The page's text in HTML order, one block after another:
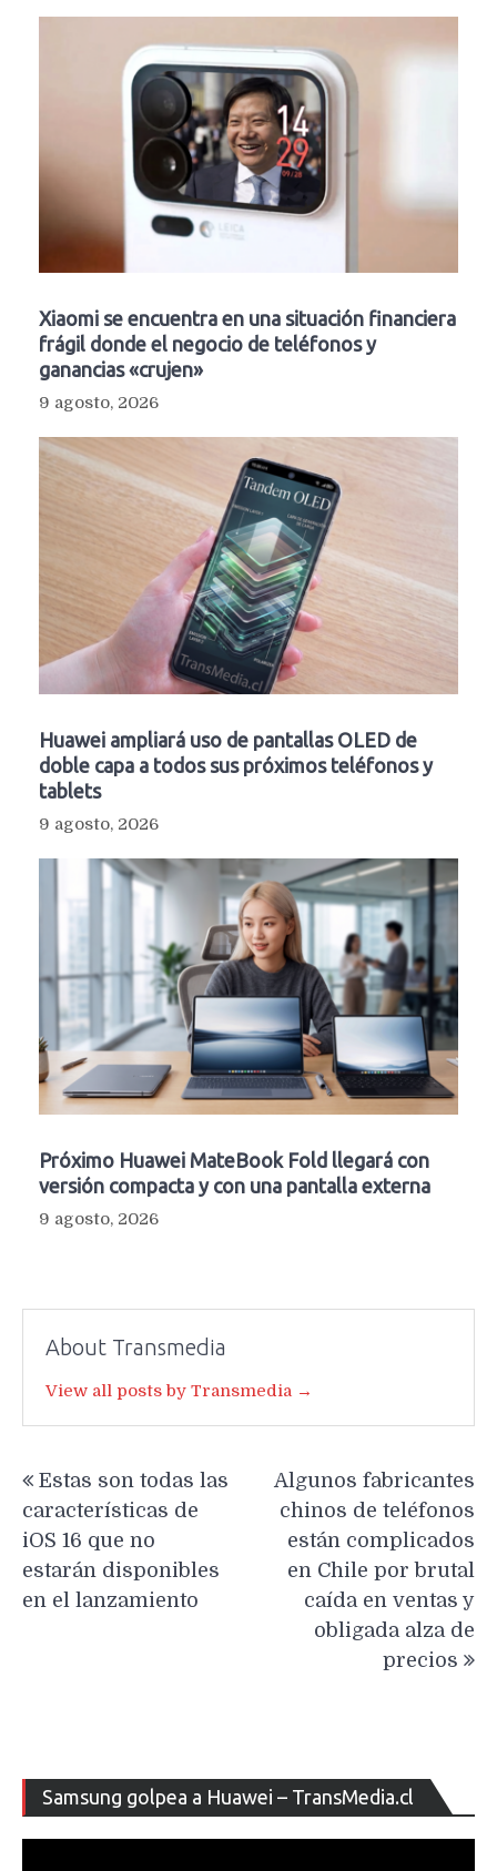
Xiaomi se encuentra en una situación financiera
frágil donde el negocio de teléfonos y
ganancias «crujen»
9 agosto, 2026
Huawei ampliará uso de pantallas OLED de
doble capa a todos sus próximos teléfonos y
tablets
9 agosto, 2026
Próximo Huawei MateBook Fold llegará con
versión compacta y con una pantalla externa
9 agosto, 2026
About Transmedia
View all posts by Transmedia →
entradas
Estas son todas las
características de
iOS 16 que no
estarán disponibles
en el lanzamiento
Algunos fabricantes
chinos de teléfonos
están complicados
en Chile por brutal
caída en ventas y
obligada alza de
precios
Samsung golpea a Huawei – TransMedia.cl
de